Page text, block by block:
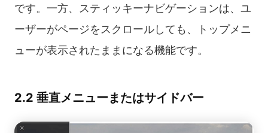
です。一方、スティッキーナビゲーションは、ユ
ーザーがページをスクロールしても、トップメニ
ューが表示されたままになる機能です。
2.2 垂直メニューまたはサイドバー